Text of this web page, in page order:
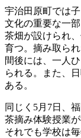
宇治田原町では
文化の重要な一
茶畑が設けられ
育つ。摘み取ら
間後には、一人
られる。また、
ある。
同じく5月7日、
茶摘み体験授業
それでも学校は